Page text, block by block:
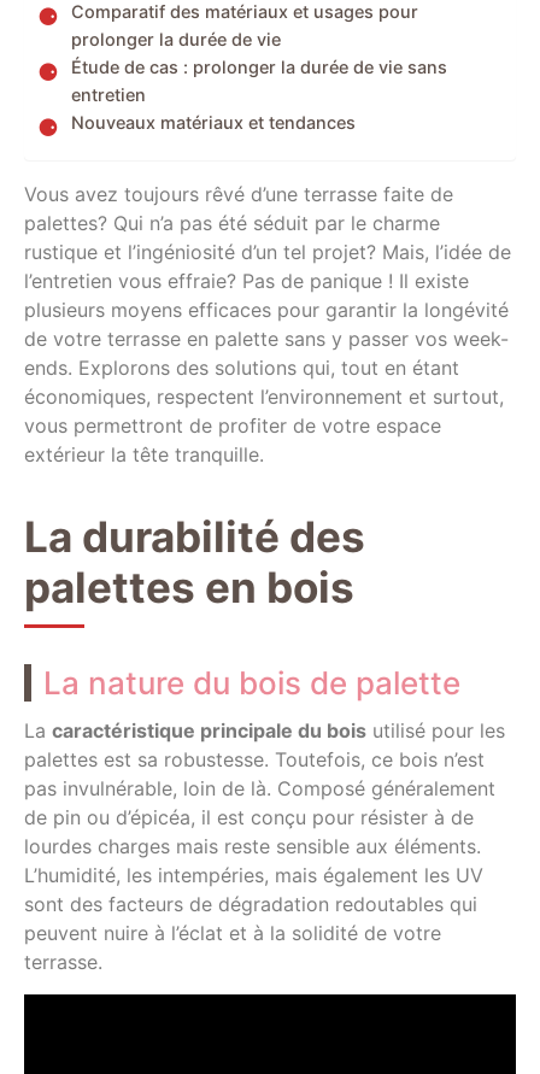
Comparatif des matériaux et usages pour
prolonger la durée de vie
Étude de cas : prolonger la durée de vie sans
entretien
Nouveaux matériaux et tendances
Vous avez toujours rêvé d’une terrasse faite de
palettes? Qui n’a pas été séduit par le charme
rustique et l’ingéniosité d’un tel projet? Mais, l’idée de
l’entretien vous effraie? Pas de panique ! Il existe
plusieurs moyens efficaces pour garantir la longévité
de votre terrasse en palette sans y passer vos week-
ends. Explorons des solutions qui, tout en étant
économiques, respectent l’environnement et surtout,
vous permettront de profiter de votre espace
extérieur la tête tranquille.
La durabilité des
palettes en bois
La nature du bois de palette
La caractéristique principale du bois utilisé pour les
palettes est sa robustesse. Toutefois, ce bois n’est
pas invulnérable, loin de là. Composé généralement
de pin ou d’épicéa, il est conçu pour résister à de
lourdes charges mais reste sensible aux éléments.
L’humidité, les intempéries, mais également les UV
sont des facteurs de dégradation redoutables qui
peuvent nuire à l’éclat et à la solidité de votre
terrasse.